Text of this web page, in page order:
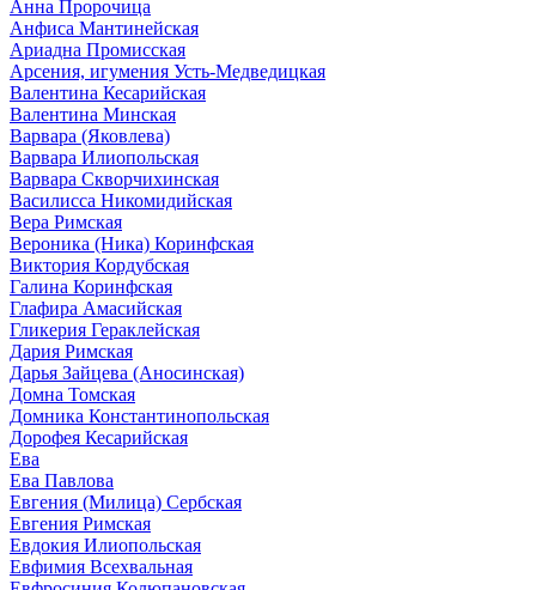
Анна Пророчица
Анфиса Мантинейская
Ариадна Промисская
Арсения, игумения Усть-Медведицкая
Валентина Кесарийская
Валентина Минская
Варвара (Яковлева)
Варвара Илиопольская
Варвара Скворчихинская
Василисса Никомидийская
Вера Римская
Вероника (Ника) Коринфская
Виктория Кордубская
Галина Коринфская
Глафира Амасийская
Гликерия Гераклейская
Дария Римская
Дарья Зайцева (Аносинская)
Домна Томская
Домника Константинопольская
Дорофея Кесарийская
Ева
Ева Павлова
Евгения (Милица) Сербская
Евгения Римская
Евдокия Илиопольская
Евфимия Всехвальная